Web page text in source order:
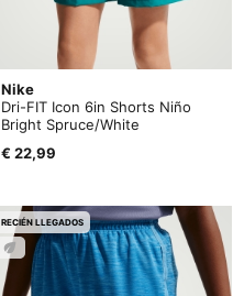
Nike
Dri-FIT Icon 6in Shorts Niño
Bright Spruce/White
€ 22,99
RECIÉN LLEGADOS